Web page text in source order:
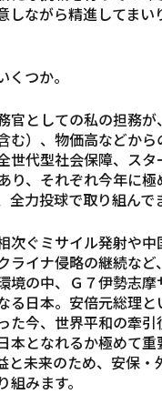
しながら精進してまい
つか。
官としての私の担務
む）、物価高などか
世代型社会保障、ス
り、それぞれ今年に
全力投球で取り組んで
次ぐミサイル発射や中
ライナ侵略の継続など
境の中、Ｇ７伊勢志摩
る日本。安倍元総理
た今、世界平和の牽引
本となれるか極めて重
と未来のため、安保・
組みます。